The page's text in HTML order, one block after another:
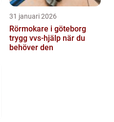
31 januari 2026
Rörmokare i göteborg
trygg vvs-hjälp när du
behöver den